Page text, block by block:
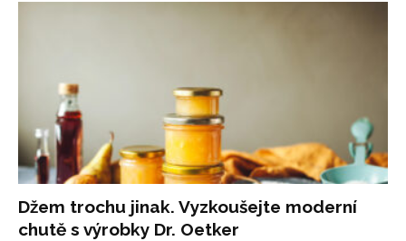
Džem trochu jinak. Vyzkoušejte moderní
chutě s výrobky Dr. Oetker